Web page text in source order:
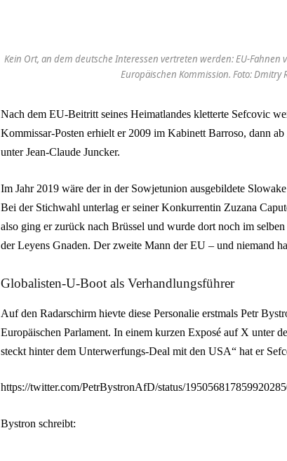
Kein Ort, an dem deutsche Interessen vertreten werden: EU-
Europäischen Kommission. Foto:
Nach dem EU-Beitritt seines Heimatlandes kletterte Sefcovic
Kommissar-Posten erhielt er 2009 im Kabinett Barroso, dann
unter Jean-Claude Juncker.
Im Jahr 2019 wäre der in der Sowjetunion ausgebildete
Bei der Stichwahl unterlag er seiner Konkurrentin Zuzana
also ging er zurück nach Brüssel und wurde dort noch im
der Leyens Gnaden. Der zweite Mann der EU – und niemand
Globalisten-U-Boot als Verhandlungsführer
Auf den Radarschirm hievte diese Personalie erstmals Petr
Europäischen Parlament. In einem kurzen Exposé auf X unter
steckt hinter dem Unterwerfungs-Deal mit den USA“ hat er
https://twitter.com/PetrBystronAfD/status/
Bystron schreibt: